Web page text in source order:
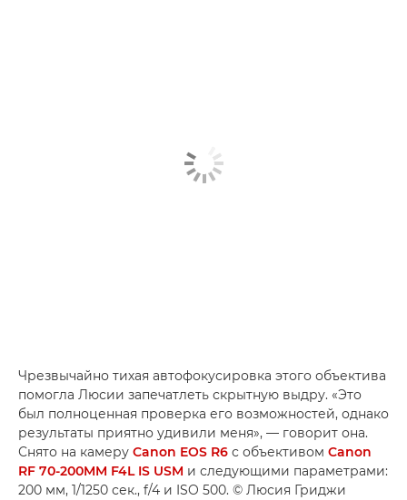
Чрезвычайно тихая автофокусировка этого объектива
помогла Люсии запечатлеть скрытную выдру. «Это
был полноценная проверка его возможностей, однако
результаты приятно удивили меня», — говорит она.
Снято на камеру Canon EOS R6 с объективом Canon
RF 70-200MM F4L IS USM и следующими параметрами:
200 мм, 1/1250 сек., f/4 и ISO 500. © Люсия Гриджи